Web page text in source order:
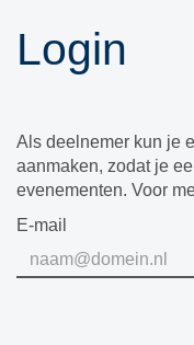
Login
Als deelnemer kun je
aanmaken, zodat je
evenementen. Voor
E-mail